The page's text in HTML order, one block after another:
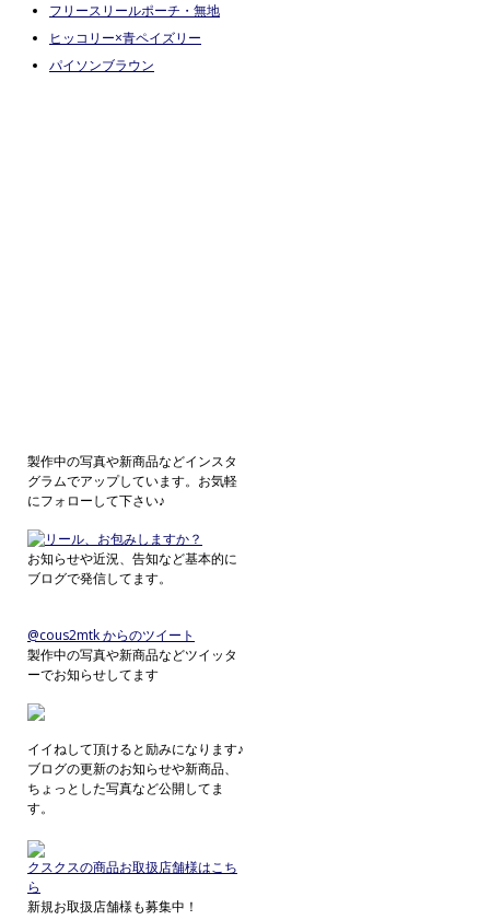
フリースリールポーチ・無地
ヒッコリー×青ペイズリー
パイソンブラウン
製作中の写真や新商品などインスタ
グラムでアップしています。お気軽
にフォローして下さい♪
お知らせや近況、告知など基本的に
ブログで発信してます。
@cous2mtk からのツイート
製作中の写真や新商品などツイッタ
ーでお知らせしてます
イイねして頂けると励みになります♪
ブログの更新のお知らせや新商品、
ちょっとした写真など公開してま
す。
クスクスの商品お取扱店舗様はこち
ら
新規お取扱店舗様も募集中！